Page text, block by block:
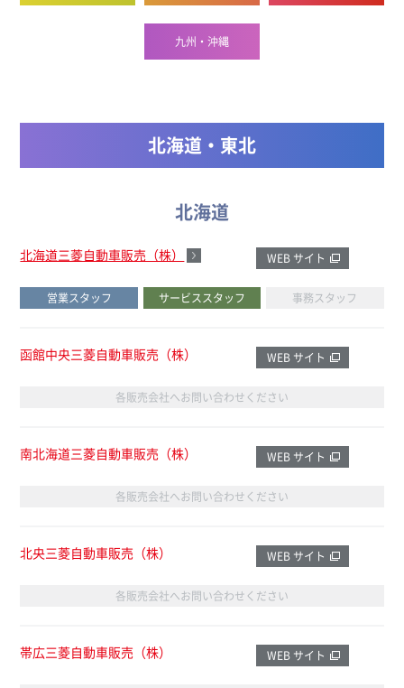
九州・沖縄
北海道・東北
北海道
北海道三菱自動車販売（株）
営業スタッフ サービススタッフ 事務スタッフ
WEB サイト
函館中央三菱自動車販売（株）
各販売会社へお問い合わせください
WEB サイト
南北海道三菱自動車販売（株）
各販売会社へお問い合わせください
WEB サイト
北央三菱自動車販売（株）
各販売会社へお問い合わせください
WEB サイト
帯広三菱自動車販売（株） WEB サイト